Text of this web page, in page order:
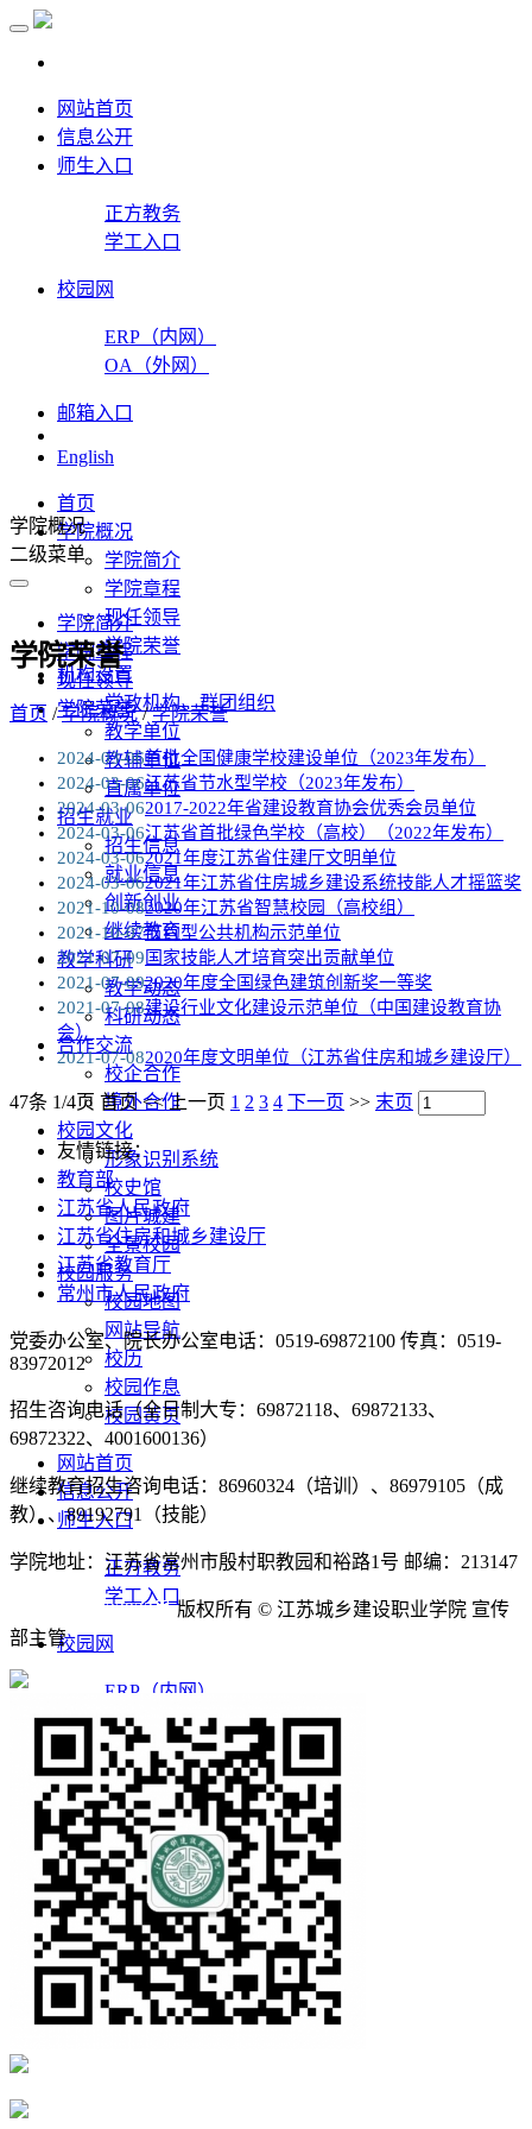
网站首页
信息公开
师生入口
正方教务
学工入口
校园网
ERP（内网）
OA（外网）
邮箱入口
English
首页
学院概况
学院简介
学院章程
现任领导
学院荣誉
机构设置
党政机构、群团组织
教学单位
教辅单位
直属单位
招生就业
招生信息
就业信息
创新创业
继续教育
教学科研
教学动态
科研动态
合作交流
校企合作
境外合作
校园文化
形象识别系统
校史馆
图片城建
全景校园
校园服务
校园地图
网站导航
校历
校园作息
校园黄页
网站首页
信息公开
师生入口
正方教务
学工入口
校园网
ERP（内网）
OA（外网）
邮箱入口
English
学院概况
二级菜单
学院简介
学院章程
现任领导
学院荣誉
学院荣誉
首页 /学院概况/学院荣誉
2024-03-06首批全国健康学校建设单位（2023年发布）
2024-03-06江苏省节水型学校（2023年发布）
2024-03-062017-2022年省建设教育协会优秀会员单位
2024-03-06江苏省首批绿色学校（高校）（2022年发布）
2024-03-062021年度江苏省住建厅文明单位
2024-03-062021年江苏省住房城乡建设系统技能人才摇篮奖
2021-10-082020年江苏省智慧校园（高校组）
2021-10-07节约型公共机构示范单位
2021-07-09 国家技能人才培育突出贡献单位
2021-07-092020年度全国绿色建筑创新奖一等奖
2021-07-08建设行业文化建设示范单位（中国建设教育协
会）
2021-07-082020年度文明单位（江苏省住房和城乡建设厅）
47条 1/4页 首页 << 上一页 1 2 3 4 下一页 >> 末页
友情链接：
教育部
江苏省人民政府
江苏省住房和城乡建设厅
江苏省教育厅
常州市人民政府
党委办公室、院长办公室电话：0519-69872100 传真：0519-
83972012
招生咨询电话（全日制大专：69872118、69872133、
69872322、4001600136）
继续教育招生咨询电话：86960324（培训）、86979105（成
教）、89192791（技能）
学院地址：江苏省常州市殷村职教园和裕路1号 邮编：213147
苏ICP备09032922号版权所有 © 江苏城乡建设职业学院 宣传
部主管